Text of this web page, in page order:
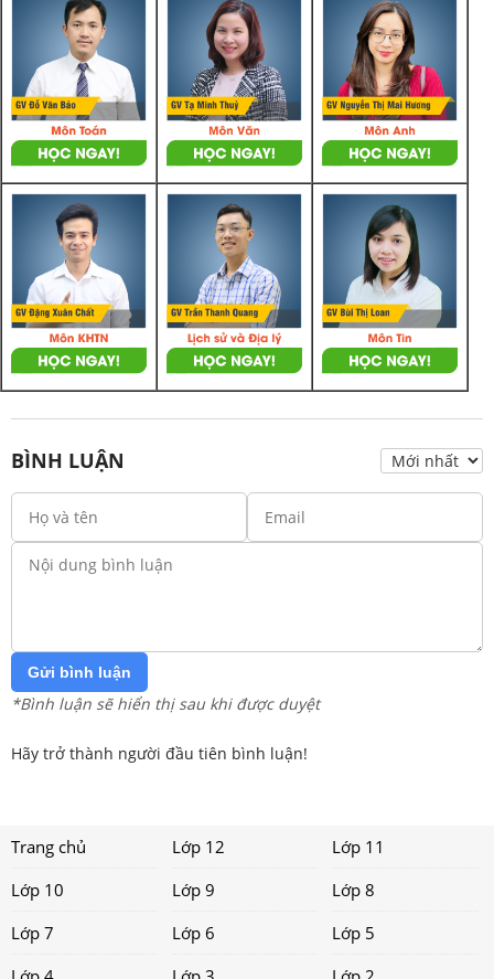
BÌNH LUẬN
Gửi bình luận
*Bình luận sẽ hiển thị sau khi được duyệt
Hãy trở thành người đầu tiên bình luận!
Trang chủ Lớp 12
Lớp 11
Lớp 10
Lớp 9
Lớp 8
Lớp 7
Lớp 6
Lớp 5